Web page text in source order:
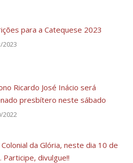
para a Catequese 2023
2023
Ricardo José Inácio será
presbítero neste sábado
2022
Colonial da Glória, neste dia 10 de
Participe, divulgue!!